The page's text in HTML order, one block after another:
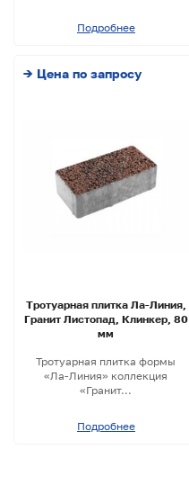
Подробнее
→ Цена по запросу
Тротуарная плитка Ла-Линия,
Гранит Листопад, Клинкер, 80
мм
Тротуарная плитка формы
«Ла-Линия» коллекция
«Гранит...
Подробнее